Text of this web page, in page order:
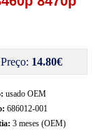
Preço: 14.80€
usado OEM
686012-001
3 meses (OEM)